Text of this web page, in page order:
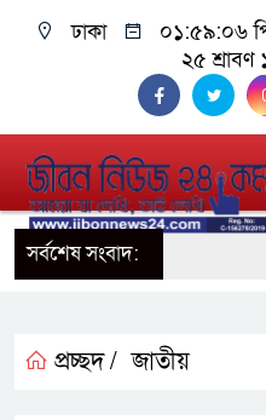
ঢাকা ০১:৫৯:০৬
২৫ শ্রাবণ
সর্বশেষ সংবাদ:
প্রচ্ছদ / জাতীয়